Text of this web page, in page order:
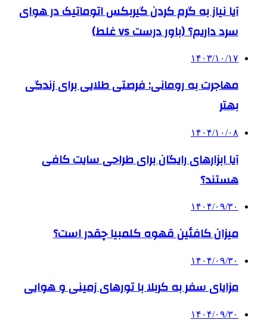
آیا نیاز به گرم کردن گیربکس اتوماتیک در هوای
سرد داریم؟ (باور درست vs غلط)
۱۴۰۳/۱۰/۱۷
مهاجرت به رومانی: فرصتی طلایی برای زندگی
بهتر
۱۴۰۴/۱۰/۰۸
آیا ابزارهای رایگان برای طراحی سایت کافی
هستند؟
۱۴۰۴/۰۹/۳۰
میزان کافئین قهوه کلمبیا چقدر است؟
۱۴۰۴/۰۹/۳۰
مزایای سفر به کربلا با تورهای زمینی و هوایی
۱۴۰۴/۰۹/۳۰